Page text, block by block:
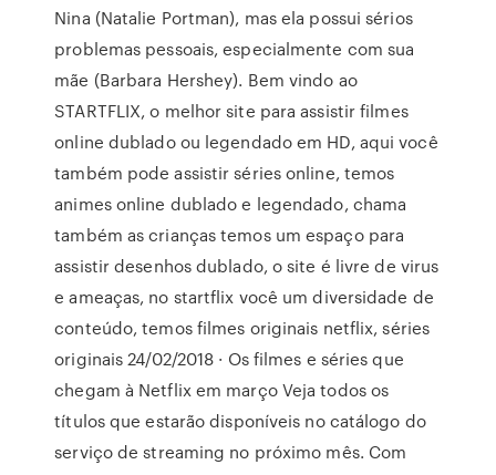
Nina (Natalie Portman), mas ela possui sérios
problemas pessoais, especialmente com sua
mãe (Barbara Hershey). Bem vindo ao
STARTFLIX, o melhor site para assistir filmes
online dublado ou legendado em HD, aqui você
também pode assistir séries online, temos
animes online dublado e legendado, chama
também as crianças temos um espaço para
assistir desenhos dublado, o site é livre de virus
e ameaças, no startflix você um diversidade de
conteúdo, temos filmes originais netflix, séries
originais 24/02/2018 · Os filmes e séries que
chegam à Netflix em março Veja todos os
títulos que estarão disponíveis no catálogo do
serviço de streaming no próximo mês. Com